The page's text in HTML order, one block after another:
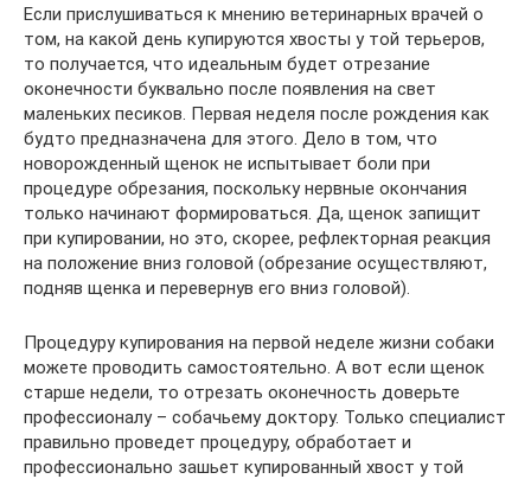
Если прислушиваться к мнению ветеринарных врачей о
том, на какой день купируются хвосты у той терьеров,
то получается, что идеальным будет отрезание
оконечности буквально после появления на свет
маленьких песиков. Первая неделя после рождения как
будто предназначена для этого. Дело в том, что
новорожденный щенок не испытывает боли при
процедуре обрезания, поскольку нервные окончания
только начинают формироваться. Да, щенок запищит
при купировании, но это, скорее, рефлекторная реакция
на положение вниз головой (обрезание осуществляют,
подняв щенка и перевернув его вниз головой).
Процедуру купирования на первой неделе жизни собаки
можете проводить самостоятельно. А вот если щенок
старше недели, то отрезать оконечность доверьте
профессионалу – собачьему доктору. Только специалист
правильно проведет процедуру, обработает и
профессионально зашьет купированный хвост у той